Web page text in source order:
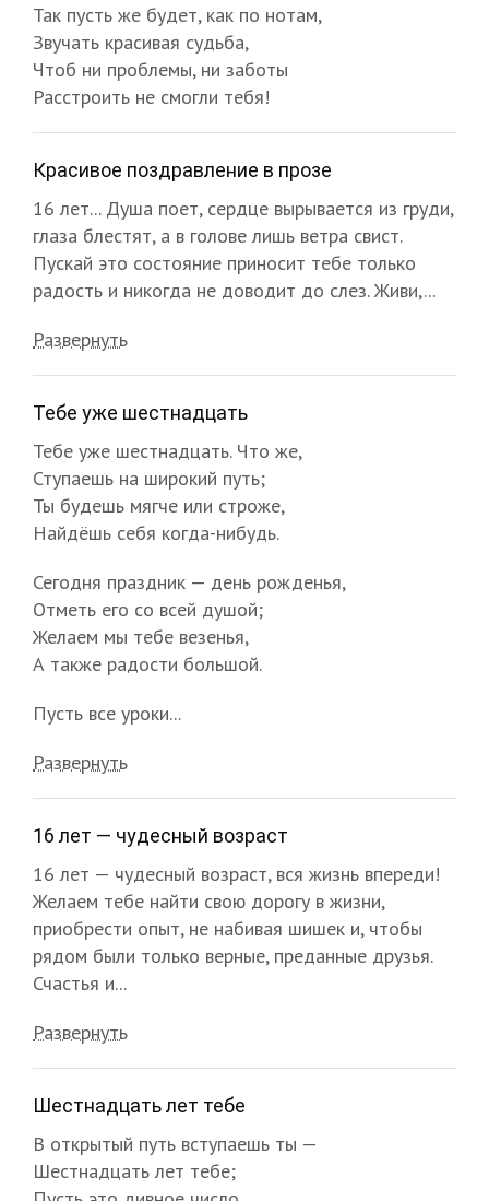
Так пусть же будет, как по нотам,
Звучать красивая судьба,
Чтоб ни проблемы, ни заботы
Расстроить не смогли тебя!
Красивое поздравление в прозе
16 лет... Душа поет, сердце вырывается из груди,
глаза блестят, а в голове лишь ветра свист.
Пускай это состояние приносит тебе только
радость и никогда не доводит до слез. Живи,...
Развернуть
Тебе уже шестнадцать
Тебе уже шестнадцать. Что же,
Ступаешь на широкий путь;
Ты будешь мягче или строже,
Найдёшь себя когда-нибудь.
Сегодня праздник — день рожденья,
Отметь его со всей душой;
Желаем мы тебе везенья,
А также радости большой.
Пусть все уроки...
Развернуть
16 лет — чудесный возраст
16 лет — чудесный возраст, вся жизнь впереди!
Желаем тебе найти свою дорогу в жизни,
приобрести опыт, не набивая шишек и, чтобы
рядом были только верные, преданные друзья.
Счастья и...
Развернуть
Шестнадцать лет тебе
В открытый путь вступаешь ты —
Шестнадцать лет тебе;